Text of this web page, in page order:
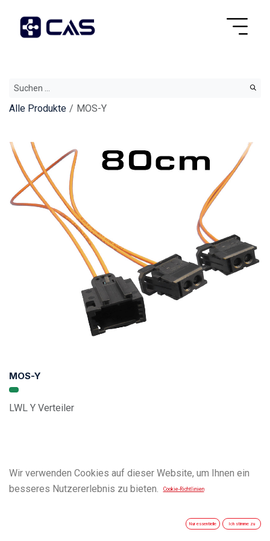
Alle Produkte MOS-Y
MOS-Y
LWL Y Verteiler
Wir verwenden Cookies auf dieser Website, um Ihnen ein
besseres Nutzererlebnis zu bieten.
Cookie-Richtlinien
Nur essentielle Ich stimme zu